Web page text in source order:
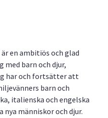
en ambitiös och glad
barn och djur,
har och fortsätter att
barn och
italienska och engelska
människor och djur.